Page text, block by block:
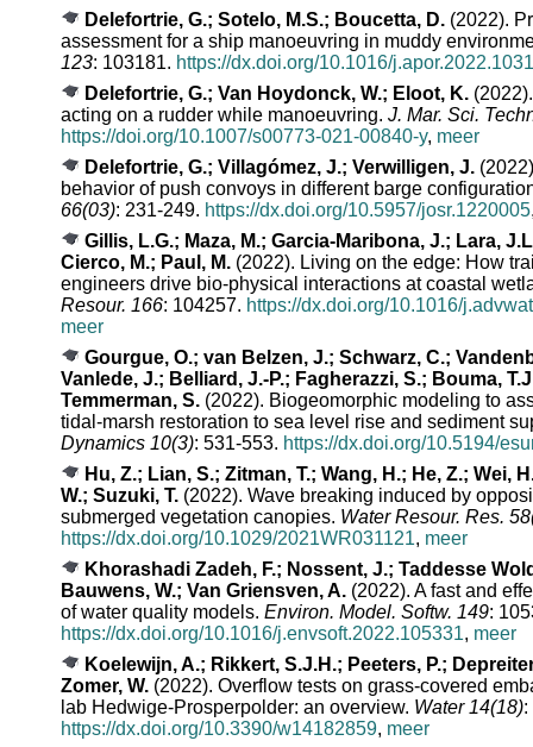
Delefortrie, G.; Sotelo, M.S.; Boucetta, D. (2022).
assessment for a ship manoeuvring in muddy
123: 103181. https://dx.doi.org/10.1016/
Delefortrie, G.; Van Hoydonck, W.; Eloot, K.
acting on a rudder while manoeuvring. J. Mar. Sci.
https://doi.org/10.1007/s00773-021-00840-y, meer
Delefortrie, G.; Villagómez, J.; Verwilligen, J.
behavior of push convoys in different barge
66(03): 231-249. https://dx.doi.org/10.5957/josr.1220005
Gillis, L.G.; Maza, M.; Garcia-Maribona, J.; Lara,
Cierco, M.; Paul, M. (2022). Living on the edge: How
engineers drive bio-physical interactions at coastal
Resour. 166: 104257. https://dx.doi.org/10.1016/
meer
Gourgue, O.; van Belzen, J.; Schwarz, C.;
Vanlede, J.; Belliard, J.-P.; Fagherazzi, S.; Bouma,
Temmerman, S. (2022). Biogeomorphic modeling to
tidal-marsh restoration to sea level rise and sediment
Dynamics 10(3): 531-553. https://dx.doi.org/10.5194/
Hu, Z.; Lian, S.; Zitman, T.; Wang, H.; He, Z.; Wei,
W.; Suzuki, T. (2022). Wave breaking induced by
submerged vegetation canopies. Water Resour. Res.
https://dx.doi.org/10.1029/2021WR031121, meer
Khorashadi Zadeh, F.; Nossent, J.; Taddesse
Bauwens, W.; Van Griensven, A. (2022). A fast and
of water quality models. Environ. Model. Softw. 149:
https://dx.doi.org/10.1016/j.envsoft.2022.105331, meer
Koelewijn, A.; Rikkert, S.J.H.; Peeters, P.;
Zomer, W. (2022). Overflow tests on grass-covered
lab Hedwige-Prosperpolder: an overview. Water 14(18):
https://dx.doi.org/10.3390/w14182859, meer